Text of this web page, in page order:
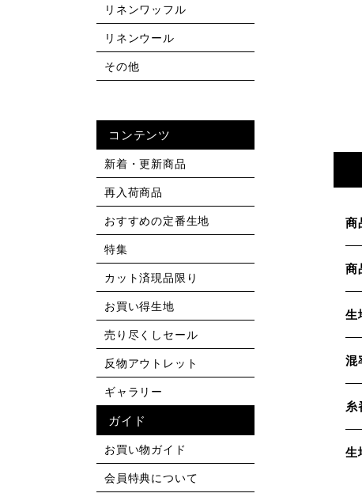
商
商
生
混
糸
生
リネンワッフル
リネンウール
その他
コンテンツ
新着・更新商品
再入荷商品
おすすめの定番生地
特集
カット済現品限り
お買い得生地
売り尽くしセール
反物アウトレット
ギャラリー
ガイド
お買い物ガイド
会員特典について